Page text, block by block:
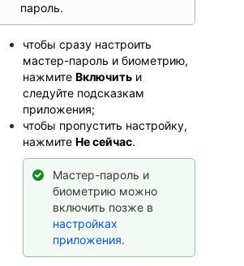
пароль.
чтобы сразу настроить
мастер-пароль и биометрию,
нажмите Включить и
следуйте подсказкам
приложения;
чтобы пропустить настройку,
нажмите Не сейчас.
Мастер-пароль и
биометрию можно
включить позже в
настройках
приложения.